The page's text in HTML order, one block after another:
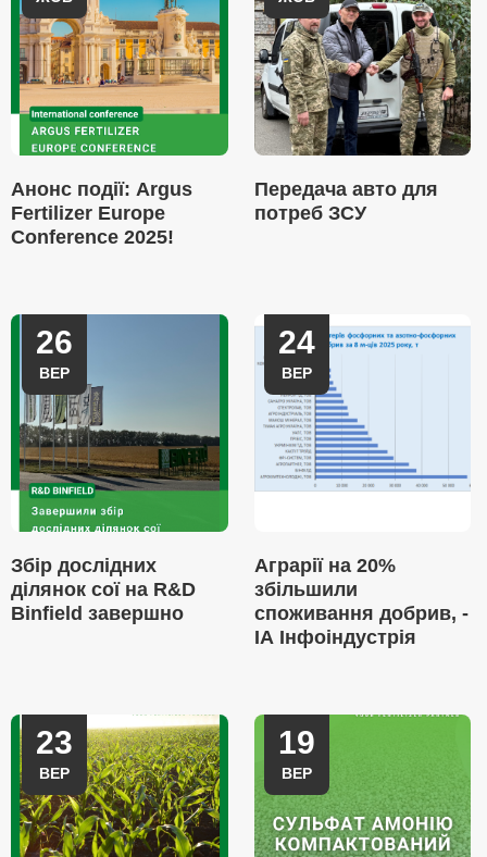
Анонс події: Argus
Fertilizer Europe
Conference 2025!
Передача авто для
потреб ЗСУ
26
ВЕР
Збір дослідних
ділянок сої на R&D
Binfield завершно
24
ВЕР
Аграрії на 20%
збільшили
споживання добрив, -
ІА Інфоіндустрія
23
ВЕР
19
ВЕР